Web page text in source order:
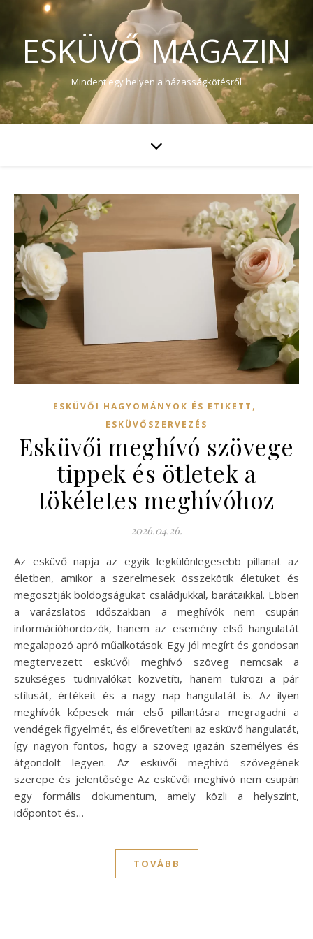
ESKÜVŐ MAGAZIN
Mindent egy helyen a házasságkötésről
ESKÜVŐI HAGYOMÁNYOK ÉS ETIKETT ,
ESKÜVŐSZERVEZÉS
Esküvői meghívó szövege
tippek és ötletek a
tökéletes meghívóhoz
2026.04.26.
Az esküvő napja az egyik legkülönlegesebb pillanat az
életben, amikor a szerelmesek összekötik életüket és
megosztják boldogságukat családjukkal, barátaikkal. Ebben
a varázslatos időszakban a meghívók nem csupán
információhordozók, hanem az esemény első hangulatát
megalapozó apró műalkotások. Egy jól megírt és gondosan
megtervezett esküvői meghívó szöveg nemcsak a
szükséges tudnivalókat közvetíti, hanem tükrözi a pár
stílusát, értékeit és a nagy nap hangulatát is. Az ilyen
meghívók képesek már első pillantásra megragadni a
vendégek figyelmét, és előrevetíteni az esküvő hangulatát,
így nagyon fontos, hogy a szöveg igazán személyes és
átgondolt legyen. Az esküvői meghívó szövegének
szerepe és jelentősége Az esküvői meghívó nem csupán
egy formális dokumentum, amely közli a helyszínt,
időpontot és…
TOVÁBB